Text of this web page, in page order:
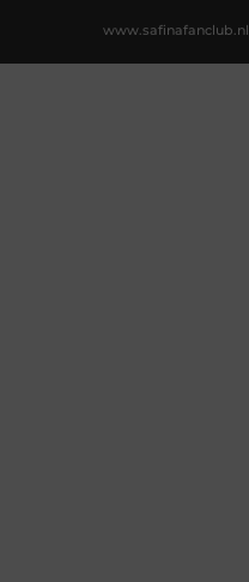
www.safinafanclub.nl.